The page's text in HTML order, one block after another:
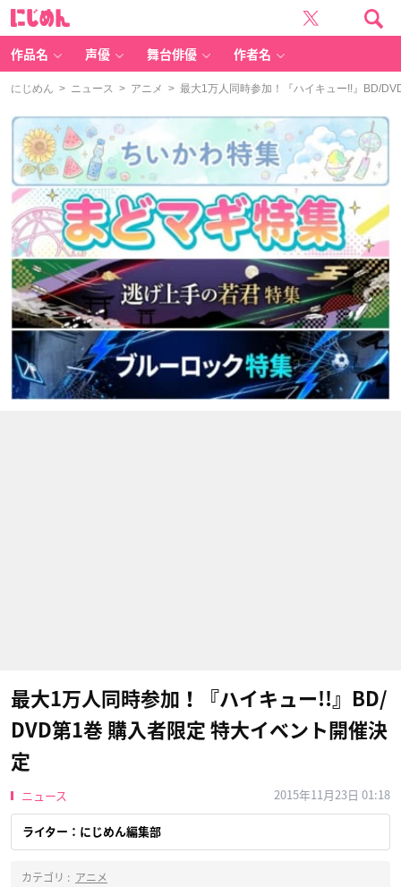
作品名 声優 舞台俳優 作者名
にじめん > ニュース > アニメ > 最大1万人同時参加！『ハイキュー!!』BD/
最大1万人同時参加！『ハイキュー!!』BD/
DVD第1巻 購入者限定 特大イベント開催決
定
ニュース 2015年11月23日 01:18
ライター：にじめん編集部
カテゴリ : アニメ